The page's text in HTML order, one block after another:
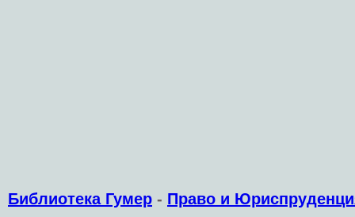
Библиотека Гумер - Право и